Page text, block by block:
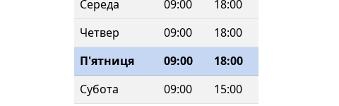
Середа
09:00
18:00
Четвер
09:00
18:00
П'ятниця
09:00
18:00
Субота
09:00 15:00